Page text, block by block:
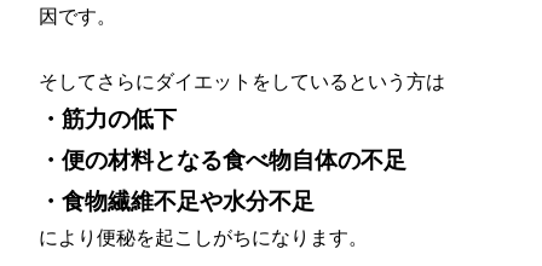
因です。
そしてさらにダイエットをしているという方は
・筋力の低下
・便の材料となる食べ物自体の不足
・食物繊維不足や水分不足
により便秘を起こしがちになります。